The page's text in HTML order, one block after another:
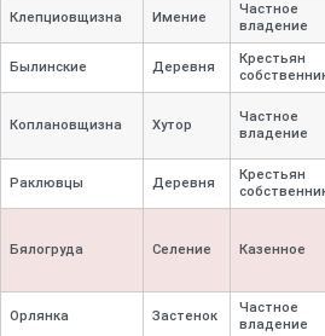
Клепциовщизна Имение
Частное
владение
Былинские Деревня
Крестьян
Коплановщизна Хутор
Частное
владение
Раклювцы Деревня
Крестьян
Бялогруда Селение Казенное
Орлянка Застенок
Частное
владение